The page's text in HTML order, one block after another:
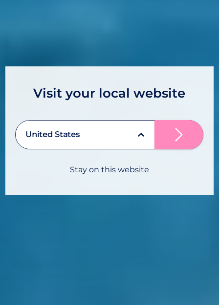
Visit your local website
United States
Stay on this website